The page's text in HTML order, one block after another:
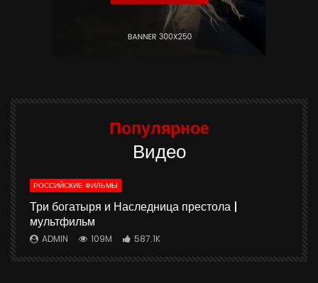
Популярное
Видео
РОССИЙСКИЕ ФИЛЬМЫ
Три богатыря и Наследница престола |
мультфильм
ADMIN 109M 587.1K